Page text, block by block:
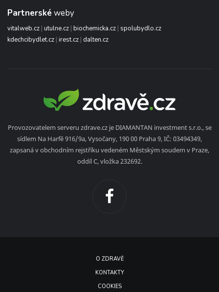
Partnerské weby
vitalweb.cz | utulne.cz | biochemicka.cz | spolubydlo.cz
kdechcibydlet.cz | irest.cz | dalten.cz
Provozovatelem serveru zdrave.cz je DIAMANTAN investment s.r.o., se
sídlem Na Harfě 916/9a, Vysočany, 190 00 Praha 9, IČ: 03494349,
zapsaná v obchodním rejstříku vedeném Městským soudem v Praze,
oddíl C, vložka 232692.
O ZDRAVĚ
KONTAKTY
COOKIES